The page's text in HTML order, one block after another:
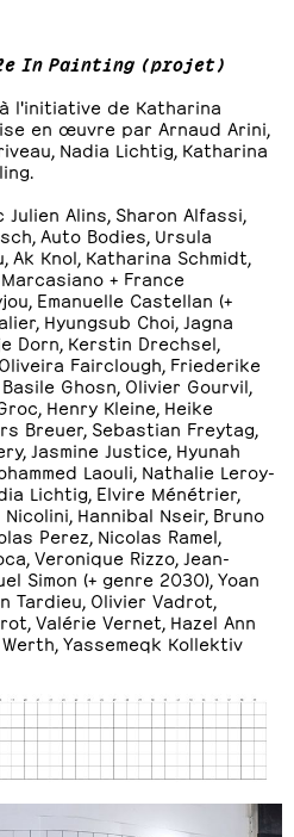
In Painting (projet)
l'initiative de Katharina
en œuvre par Arnaud Arini,
Nadia Lichtig, Katharina
Alins, Sharon Alfassi,
Auto Bodies, Ursula
Ak Knol, Katharina Schmidt,
+ France
Emanuelle Castellan (+
Hyungsub Choi, Jagna
Dorn, Kerstin Drechsel,
Fairclough, Friederike
Ghosn, Olivier Gourvil,
Henry Kleine, Heike
Breuer, Sebastian Freytag,
Jasmine Justice, Hyunah
Laouli, Nathalie Leroy-
Lichtig, Elvire Ménétrier,
Hannibal Nseir, Bruno
Perez, Nicolas Ramel,
Veronique Rizzo, Jean-
Simon (+ genre 2030), Yoan
Tardieu, Olivier Vadrot,
Valérie Vernet, Hazel Ann
Yassemeqk Kollektiv